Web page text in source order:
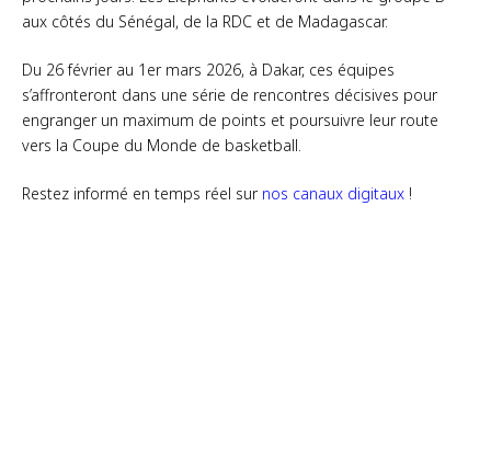
aux côtés du Sénégal, de la RDC et de Madagascar.
Du 26 février au 1er mars 2026, à Dakar, ces équipes
s’affronteront dans une série de rencontres décisives pour
engranger un maximum de points et poursuivre leur route
vers la Coupe du Monde de basketball.
Restez informé en temps réel sur nos canaux digitaux !